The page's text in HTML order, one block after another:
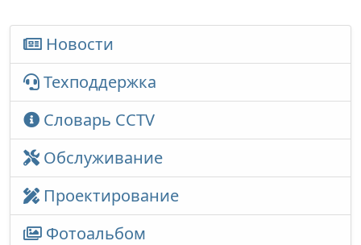
Новости
Техподдержка
Словарь CCTV
Обслуживание
Проектирование
Фотоальбом